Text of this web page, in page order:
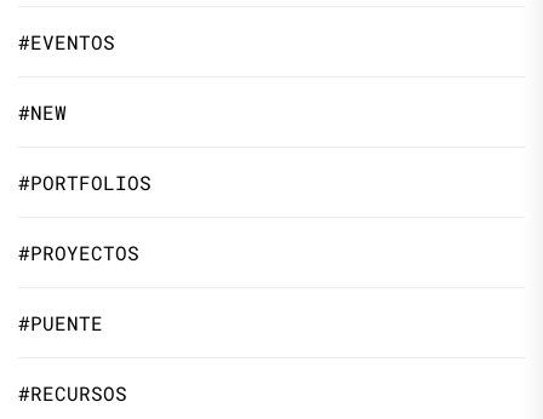
#EVENTOS
#NEW
#PORTFOLIOS
#PROYECTOS
#PUENTE
#RECURSOS